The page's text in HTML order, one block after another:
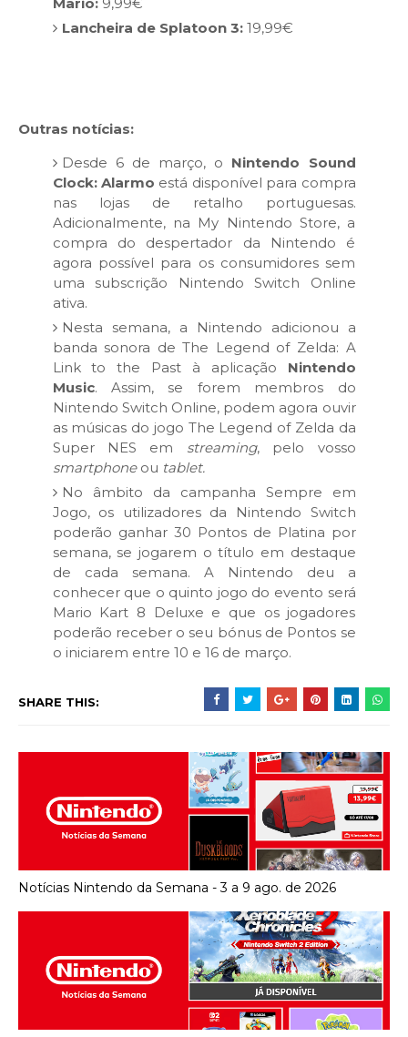
Lancheira de Splatoon 3: 19,99€
Outras notícias:
Desde 6 de março, o Nintendo Sound
Clock: Alarmo está disponível para compra
nas lojas de retalho portuguesas.
Adicionalmente, na My Nintendo Store, a
compra do despertador da Nintendo é
agora possível para os consumidores sem
uma subscrição Nintendo Switch Online
ativa.
Nesta semana, a Nintendo adicionou a
banda sonora de The Legend of Zelda: A
Link to the Past à aplicação Nintendo
Music. Assim, se forem membros do
Nintendo Switch Online, podem agora ouvir
as músicas do jogo The Legend of Zelda da
Super NES em streaming, pelo vosso
smartphone ou tablet.
No âmbito da campanha Sempre em
Jogo, os utilizadores da Nintendo Switch
poderão ganhar 30 Pontos de Platina por
semana, se jogarem o título em destaque
de cada semana. A Nintendo deu a
conhecer que o quinto jogo do evento será
Mario Kart 8 Deluxe e que os jogadores
poderão receber o seu bónus de Pontos se
o iniciarem entre 10 e 16 de março.
SHARE THIS:
Notícias Nintendo da Semana - 3 a 9 ago. de 2026